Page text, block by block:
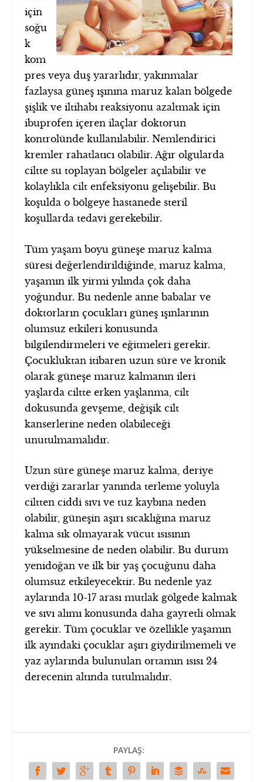
için
soğu
k
kom
pres veya duş yararlıdır, yakınmalar
fazlaysa güneş ışınına maruz kalan bölgede
şişlik ve iltihabı reaksiyonu azaltmak için
ibuprofen içeren ilaçlar doktorun
kontrolünde kullanılabilir. Nemlendirici
kremler rahatlatıcı olabilir. Ağır olgularda
ciltte su toplayan bölgeler açılabilir ve
kolaylıkla cilt enfeksiyonu gelişebilir. Bu
koşulda o bölgeye hastanede steril
koşullarda tedavi gerekebilir.
Tüm yaşam boyu güneşe maruz kalma
süresi değerlendirildiğinde, maruz kalma,
yaşamın ilk yirmi yılında çok daha
yoğundur. Bu nedenle anne babalar ve
doktorların çocukları güneş ışınlarının
olumsuz etkileri konusunda
bilgilendirmeleri ve eğitmeleri gerekir.
Çocukluktan itibaren uzun süre ve kronik
olarak güneşe maruz kalmanın ileri
yaşlarda ciltte erken yaşlanma, cilt
dokusunda gevşeme, değişik cilt
kanserlerine neden olabileceği
unutulmamalıdır.
Uzun süre güneşe maruz kalma, deriye
verdiği zararlar yanında terleme yoluyla
ciltten ciddi sıvı ve tuz kaybına neden
olabilir, güneşin aşırı sıcaklığına maruz
kalma sık olmayarak vücut ısısının
yükselmesine de neden olabilir. Bu durum
yenidoğan ve ilk bir yaş çocuğunu daha
olumsuz etkileyecektir. Bu nedenle yaz
aylarında 10-17 arası mutlak gölgede kalmak
ve sıvı alımı konusunda daha gayretli olmak
gerekir. Tüm çocuklar ve özellikle yaşamın
ilk ayındaki çocuklar aşırı giydirilmemeli ve
yaz aylarında bulunulan ortamın ısısı 24
derecenin altında tutulmalıdır.
PAYLAŞ: